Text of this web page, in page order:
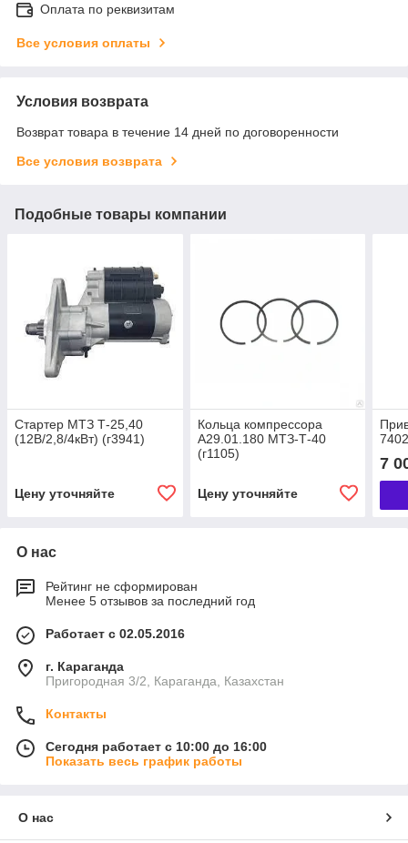
Оплата по реквизитам
Все условия оплаты
Условия возврата
Возврат товара в течение 14 дней по договоренности
Все условия возврата
Подобные товары компании
Стартер МТЗ Т-25,40
(12В/2,8/4кВт) (г3941)
Цену уточняйте
Кольца компрессора
А29.01.180 МТЗ-Т-40
(г1105)
Цену уточняйте
7
О нас
Рейтинг не сформирован
Менее 5 отзывов за последний год
Работает с 02.05.2016
г. Караганда
Пригородная 3/2, Караганда, Казахстан
Контакты
Сегодня работает с 10:00 до 16:00
Показать весь график работы
О нас